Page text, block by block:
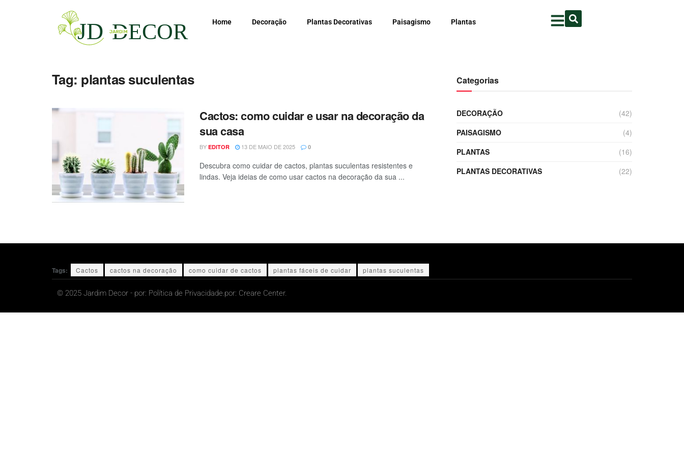
Home Decoração Plantas Decorativas Paisagismo Plantas
Tag: plantas suculentas
Cactos: como cuidar e usar na decoração da
sua casa
BY EDITOR 13 DE MAIO DE 2025 0
Descubra como cuidar de cactos, plantas suculentas resistentes e
lindas. Veja ideias de como usar cactos na decoração da sua ...
Categorias
DECORAÇÃO
(42)
PAISAGISMO
(4)
PLANTAS
(16)
PLANTAS DECORATIVAS
(22)
Tags: Cactos cactos na decoração como cuidar de cactos plantas fáceis de cuidar plantas suculentas
© 2025 Jardim Decor - por: Política de Privacidade.por: Creare Center.